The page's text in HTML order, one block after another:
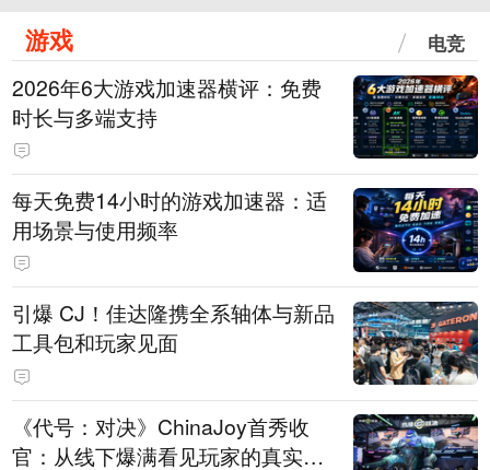
游戏 电竞
2026年6大游戏加速器横评：免费
时长与多端支持
每天免费14小时的游戏加速器：适
用场景与使用频率
引爆 CJ！佳达隆携全系轴体与新品
工具包和玩家见面
《代号：对决》ChinaJoy首秀收
官：从线下爆满看见玩家的真实期